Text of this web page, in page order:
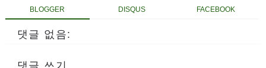
BLOGGER DISQUS FACEBOOK
댓글 없음:
댓글 쓰기